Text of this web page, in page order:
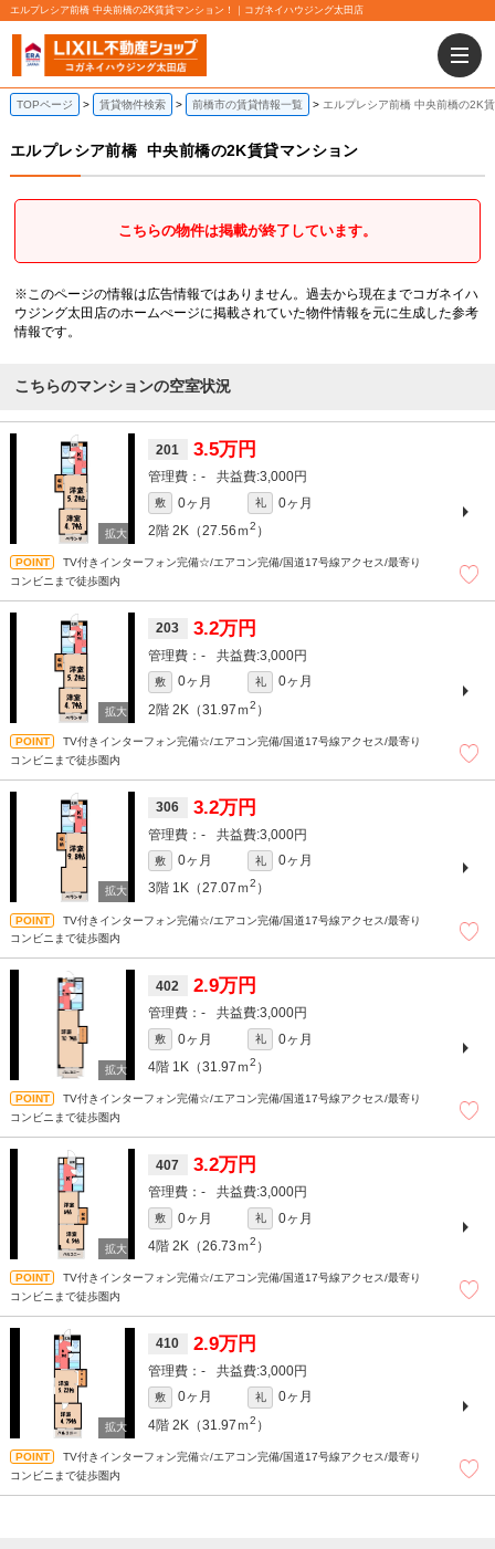
エルプレシア前橋 中央前橋の2K賃貸マンション！｜コガネイハウジング太田店
TOPページ 賃貸物件検索 前橋市の賃貸情報一覧 エルプレシア前橋 中央前橋の2K
エルプレシア前橋 中央前橋の2K賃貸マンション
こちらの物件は掲載が終了しています。
※このページの情報は広告情報ではありません。過去から現在までコガネイハ
ウジング太田店のホームぺージに掲載されていた物件情報を元に生成した参考
情報です。
こちらのマンションの空室状況
201 3.5万円
- 3,000円
敷 0ヶ月 礼
0ヶ月
2階 2K（27.56ｍ2 ）
TV付きインターフォン完備☆/エアコン完備/国道17号線アクセス/最寄り
コンビニまで徒歩圏内
203 3.2万円
- 3,000円
敷 0ヶ月 礼
0ヶ月
2階 2K（31.97ｍ2 ）
TV付きインターフォン完備☆/エアコン完備/国道17号線アクセス/最寄り
コンビニまで徒歩圏内
306 3.2万円
- 3,000円
敷 0ヶ月 礼
0ヶ月
3階 1K（27.07ｍ2 ）
TV付きインターフォン完備☆/エアコン完備/国道17号線アクセス/最寄り
コンビニまで徒歩圏内
402 2.9万円
- 3,000円
敷 0ヶ月 礼
0ヶ月
4階 1K（31.97ｍ2 ）
TV付きインターフォン完備☆/エアコン完備/国道17号線アクセス/最寄り
コンビニまで徒歩圏内
407 3.2万円
- 3,000円
敷 0ヶ月 礼
0ヶ月
4階 2K（26.73ｍ2 ）
TV付きインターフォン完備☆/エアコン完備/国道17号線アクセス/最寄り
コンビニまで徒歩圏内
410 2.9万円
- 3,000円
敷 0ヶ月 礼
0ヶ月
4階 2K（31.97ｍ2 ）
TV付きインターフォン完備☆/エアコン完備/国道17号線アクセス/最寄り
コンビニまで徒歩圏内